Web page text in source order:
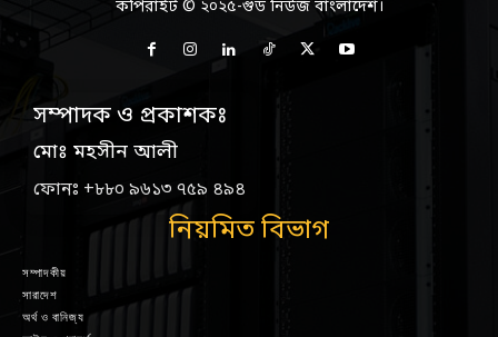
কপিরাইট © ২০২৫-গুড নিউজ বাংলাদেশ।
সম্পাদক ও প্রকাশকঃ
মোঃ মহসীন আলী
ফোনঃ +৮৮০ ৯৬১৩ ৭৫৯ ৪৯৪
নিয়মিত বিভাগ
সম্পাদকীয়
সারাদেশ
অর্থ ও বানিজ্য